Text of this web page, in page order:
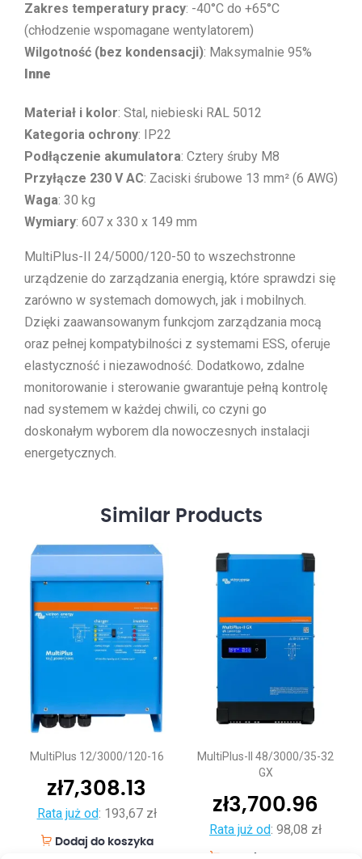
Zakres temperatury pracy: -40°C do +65°C
(chłodzenie wspomagane wentylatorem)
Wilgotność (bez kondensacji): Maksymalnie 95%
Inne
Materiał i kolor: Stal, niebieski RAL 5012
Kategoria ochrony: IP22
Podłączenie akumulatora: Cztery śruby M8
Przyłącze 230 V AC: Zaciski śrubowe 13 mm² (6 AWG)
Waga: 30 kg
Wymiary: 607 x 330 x 149 mm
MultiPlus-II 24/5000/120-50 to wszechstronne
urządzenie do zarządzania energią, które sprawdzi się
zarówno w systemach domowych, jak i mobilnych.
Dzięki zaawansowanym funkcjom zarządzania mocą
oraz pełnej kompatybilności z systemami ESS, oferuje
elastyczność i niezawodność. Dodatkowo, zdalne
monitorowanie i sterowanie gwarantuje pełną kontrolę
nad systemem w każdej chwili, co czyni go
doskonałym wyborem dla nowoczesnych instalacji
energetycznych.
Similar Products
MultiPlus 12/3000/120-16
zł7,308.13
Rata już od: 193,67 zł
Dodaj do koszyka
MultiPlus-II 48/3000/35-32
GX
zł3,700.96
Rata już od: 98,08 zł